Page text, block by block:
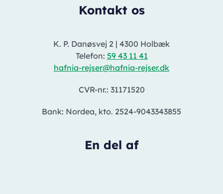
Kontakt os
K. P. Danøsvej 2 | 4300 Holbæk
Telefon: 59 43 11 41
hafnia-rejser@hafnia-rejser.dk
CVR-nr.: 31171520
Bank: Nordea, kto. 2524-9043343855
En del af